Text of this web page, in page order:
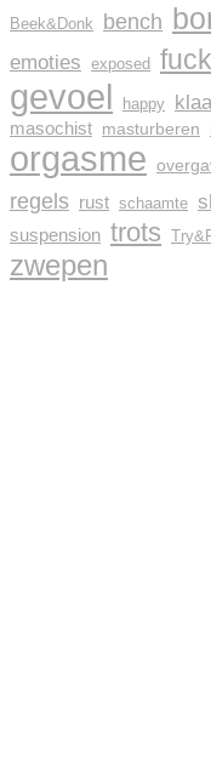
Beek&Donk bench
emoties exposed
gevoel happy
masochist masturberen
orgasme
regels rust schaamte
suspension trots
zwepen